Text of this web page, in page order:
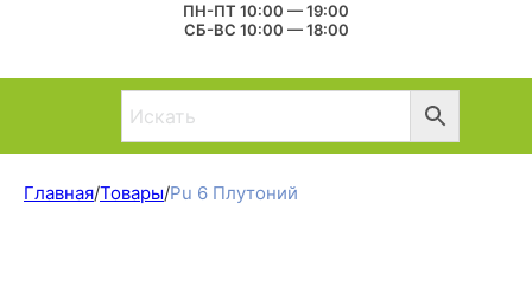
ПН-ПТ 10:00 — 19:00
СБ-ВС 10:00 — 18:00
Главная/Товары/Pu 6 Плутоний